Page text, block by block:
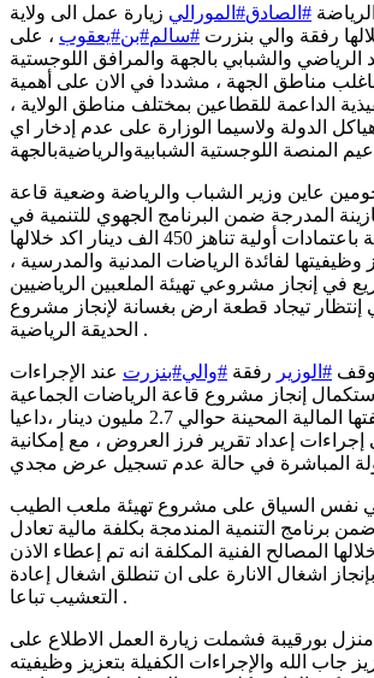
#الصادق#المورالي زيارة عمل الى ولاية
رفقة والي بنزرت #سالم#بن#يعقوب ، على
والشبابي بالجهة والمرافق اللوجستية
باغلب مناطق الجهة ، مشددا في الان على أهمية
الداعمة للقطاعين بمختلف مناطق الولاية ،
الدولة ولاسيما الوزارة على عدم إدخار اي
عاين وزير الشباب والرياضة وضعية قاعة
المدرجة ضمن البرنامج الجهوي للتنمية في
اطار مشروع تهيئة باعتمادات أولية تناهز 450 الف دينار اكد خلالها
لفائدة الرياضات المدنية والمدرسية ،
في إنجاز مشروعي تهيئة الملعبين الرياضيين
إنتظار تيجاد قطعة ارض بغسانة لإنجاز مشروع
الحديقة الرياضية .
#الوزير رفقة #والي#بنزرت عند الإجراءات
لاستكمال إنجاز مشروع قاعة الرياضات الجماعية
بالمنطقة البالغ تكلفتها المالية المحينة حوالي 2.7 مليون دينار ،داعيا
إجراءات إعداد تقرير فرز العروض ، مع إمكانية
نفس السياق على مشروع تهيئة ملعب الطيب
برنامج التنمية المندمجة بكلفة مالية تعادل
خلالها المصالح الفنية المكلفة انه تم إعطاء الاذن
اشغال الانارة على ان تنطلق اشغال إعادة
التعشيب تباعا .
منزل بورقيبة فشملت زيارة العمل الاطلاع على
جاب الله والإجراءات الكفيلة بتعزيز وظيفيته